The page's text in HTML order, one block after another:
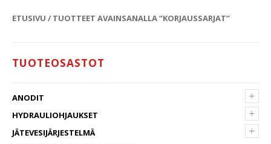
ETUSIVU / TUOTTEET AVAINSANALLA “KORJAUSSARJAT”
TUOTEOSASTOT
+
ANODIT
+
HYDRAULIOHJAUKSET
+
JÄTEVESIJÄRJESTELMÄ